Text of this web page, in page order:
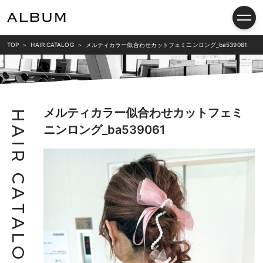
TOP HAIR CATALOG メルティカラー似合わせカットフェミニンロング_ba539061
H
A
I
R
C
A
T
A
L
O
メルティカラー似合わせカットフェミ
ニンロング_ba539061